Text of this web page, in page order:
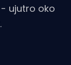
ujutro oko